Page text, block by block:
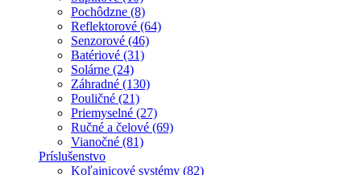
Pochôdzne (8)
Reflektorové (64)
Senzorové (46)
Batériové (31)
Solárne (24)
Záhradné (130)
Pouličné (21)
Priemyselné (27)
Ručné a čelové (69)
Vianočné (81)
Príslušenstvo
Koľajnicové systémy (82)